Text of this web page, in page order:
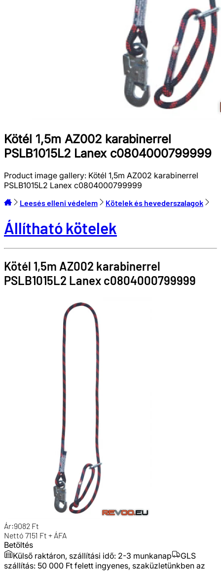
Kötél 1,5m AZ002 karabinerrel
PSLB1015L2 Lanex c0804000799999
Product image gallery: Kötél 1,5m AZ002 karabinerrel
PSLB1015L2 Lanex c0804000799999
Leesés elleni védelem Kötelek és hevederszalagok
Állítható kötelek
Kötél 1,5m AZ002 karabinerrel
PSLB1015L2 Lanex c0804000799999
Ár:9082 Ft
Nettó 7151 Ft + ÁFA
Betöltés
Külső raktáron, szállítási idő: 2-3 munkanap
GLS
szállítás: 50 000 Ft felett ingyenes, szaküzletünkben az